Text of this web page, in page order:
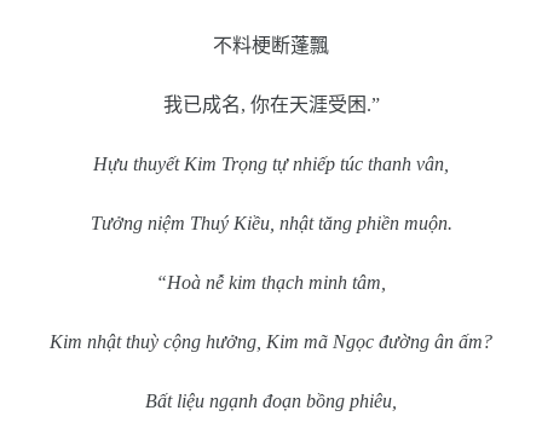
不料梗断蓬飄
我已成名, 你在天涯受困 .”
Hựu thuyết Kim Trọng tự nhiếp túc thanh vân,
Tưởng niệm Thuý Kiều, nhật tăng phiền muộn.
“Hoà nễ kim thạch minh tâm,
Kim nhật thuỳ cộng hưởng, Kim mã Ngọc đường ân ấm?
Bất liệu ngạnh đoạn bồng phiêu,